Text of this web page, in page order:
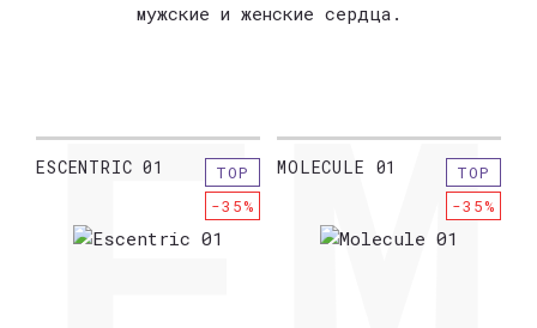
мужские и женские сердца.
ESCENTRIC 01
TOP
-35%
MOLECULE 01
TOP
-35%